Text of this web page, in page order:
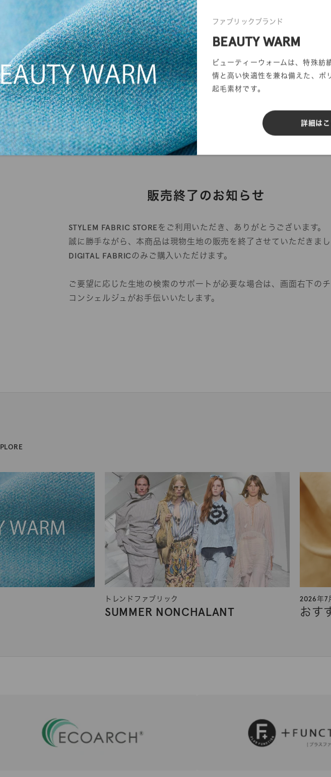
ファブリックブランド
BEAUTY WARM
ビューティーウォームは、特殊紡
情と高い快適性を兼ね備えた、ポ
起毛素材です。
詳細はこ
販売終了のお知らせ
STYLEM FABRIC STOREをご利用いただき、ありがとうございます。
誠に勝手ながら、本商品は現物生地の販売を終了させていただきまし
DIGITAL FABRICのみご購入いただけます。
ご要望に応じた生地の検索のサポートが必要な場合は、画面右下の
コンシェルジュがお手伝いいたします。
mカットオーダー 反物オーダー
トレンドファブリック
SUMMER NONCHALANT
2026年7
おす